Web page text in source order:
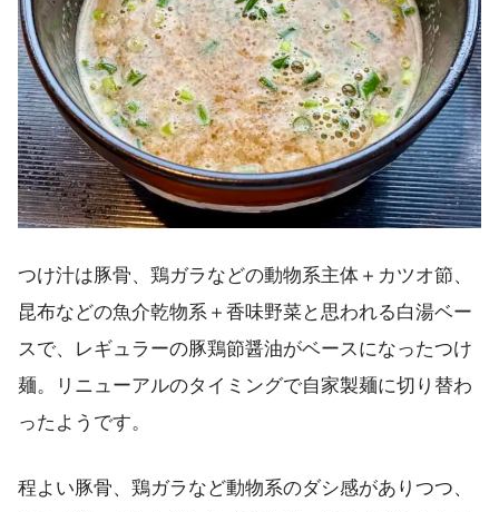
つけ汁は豚骨、鶏ガラなどの動物系主体＋カツオ節、
昆布などの魚介乾物系＋香味野菜と思われる白湯ベー
スで、レギュラーの豚鶏節醤油がベースになったつけ
麺。リニューアルのタイミングで自家製麺に切り替わ
ったようです。
程よい豚骨、鶏ガラなど動物系のダシ感がありつつ、